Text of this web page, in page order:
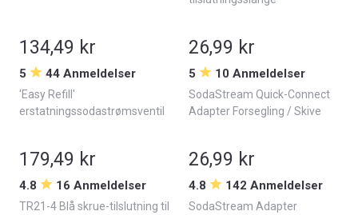
134,49 kr
5 44 Anmeldelser
'Easy Refill'
erstatningssodastrømsventil
26,99 kr
5 10 Anmeldelser
SodaStream Quick-Connect
Adapter Forsegling / Skive
179,49 kr
4.8 16 Anmeldelser
TR21-4 Blå skrue-tilslutning til
26,99 kr
4.8 142 Anmeldelser
SodaStream Adapter